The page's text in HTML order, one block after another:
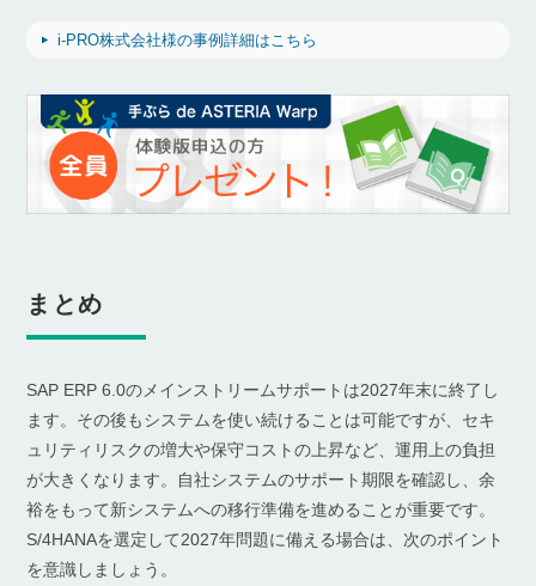
i-PRO株式会社様の事例詳細はこちら
まとめ
SAP ERP 6.0のメインストリームサポートは2027年末に終了し
ます。その後もシステムを使い続けることは可能ですが、セキ
ュリティリスクの増大や保守コストの上昇など、運用上の負担
が大きくなります。自社システムのサポート期限を確認し、余
裕をもって新システムへの移行準備を進めることが重要です。
S/4HANAを選定して2027年問題に備える場合は、次のポイント
を意識しましょう。